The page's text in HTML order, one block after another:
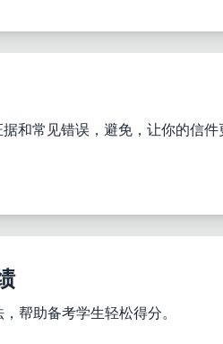
和常见错误，避免，让你的信件
帮助备考学生轻松得分。